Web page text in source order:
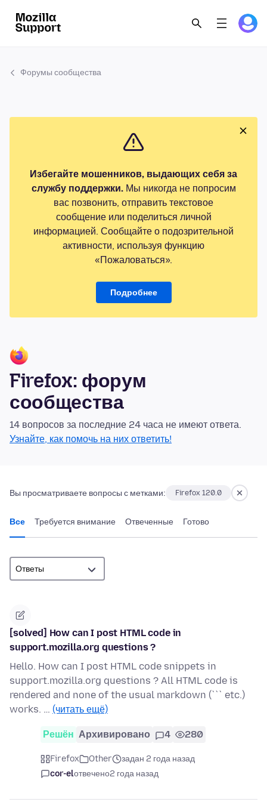
Форумы сообщества
Избегайте мошенников, выдающих себя за
службу поддержки.Мы никогда не попросим
вас позвонить, отправить текстовое
сообщение или поделиться личной
информацией. Сообщайте о подозрительной
активности, используя функцию
«Пожаловаться».
Подробнее
Firefox: форум
сообщества
14 вопросов за последние 24 часа не имеют ответа.
Узнайте, как помочь на них ответить!
Вы просматриваете вопросы с метками: Firefox 120.0
Все Требуется внимание Отвеченные Готово
[solved] How can I post HTML code in
support.mozilla.org questions ?
Hello. How can I post HTML code snippets in
support.mozilla.org questions ? All HTML code is
rendered and none of the usual markdown (``` etc.)
works. … (читать ещё)
Решён Архивировано 4 280
Firefox Other
задан 2 года назад
cor-elотвечено2 года назад